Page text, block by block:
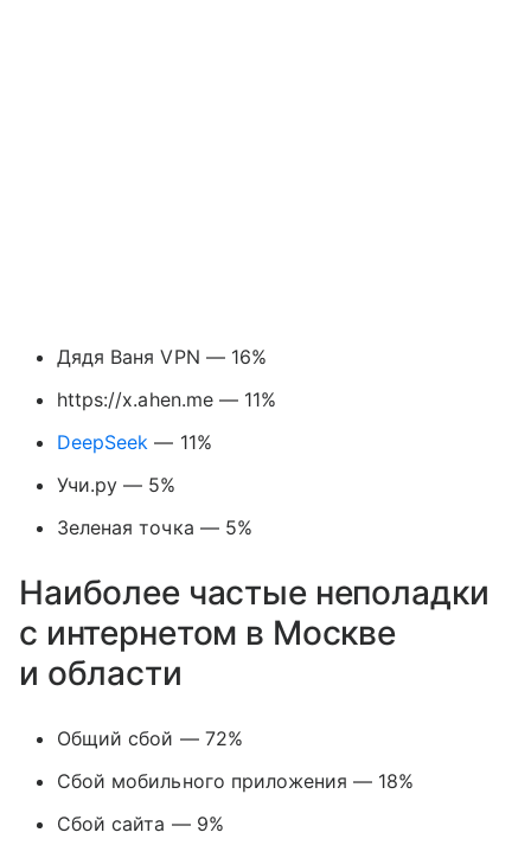
Дядя Ваня VPN — 16%
https://x.ahen.me — 11%
DeepSeek — 11%
Учи.ру — 5%
Зеленая точка — 5%
Наиболее частые неполадки
с интернетом в Москве
и области
Общий сбой — 72%
Сбой мобильного приложения — 18%
Сбой сайта — 9%